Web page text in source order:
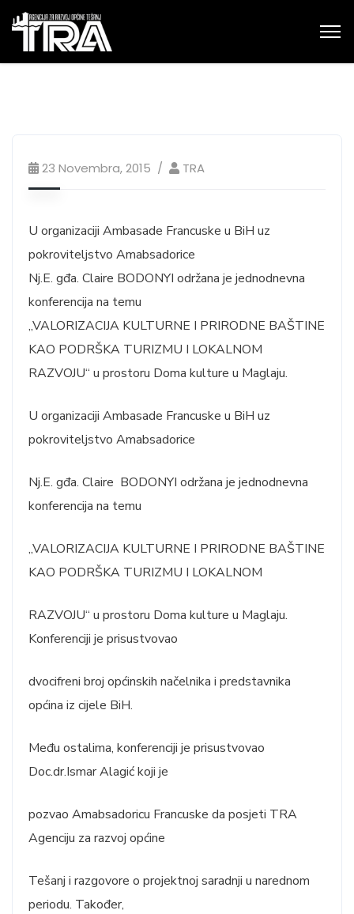
23 Novembra, 2015 TRA
U organizaciji Ambasade Francuske u BiH uz
pokroviteljstvo Amabsadorice
Nj.E. gđa. Claire BODONYI održana je jednodnevna
konferencija na temu
„VALORIZACIJA KULTURNE I PRIRODNE BAŠTINE
KAO PODRŠKA TURIZMU I LOKALNOM
RAZVOJU“ u prostoru Doma kulture u Maglaju.
U organizaciji Ambasade Francuske u BiH uz
pokroviteljstvo Amabsadorice
Nj.E. gđa. Claire BODONYI održana je jednodnevna
konferencija na temu
„VALORIZACIJA KULTURNE I PRIRODNE BAŠTINE
KAO PODRŠKA TURIZMU I LOKALNOM
RAZVOJU“ u prostoru Doma kulture u Maglaju.
Konferenciji je prisustvovao
dvocifreni broj općinskih načelnika i predstavnika
općina iz cijele BiH.
Među ostalima, konferenciji je prisustvovao
Doc.dr.Ismar Alagić koji je
pozvao Amabsadoricu Francuske da posjeti TRA
Agenciju za razvoj općine
Tešanj i razgovore o projektnoj saradnji u narednom
periodu. Također,